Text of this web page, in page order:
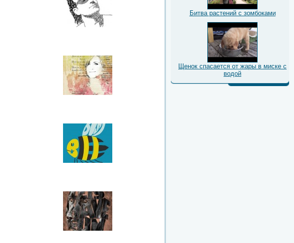
Битва растений с зомбоками
Щенок спасается от жары в миске с
водой